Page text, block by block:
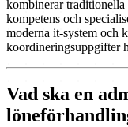
kombinerar traditionella
kompetens och
moderna it-system och
koordineringsuppgifter
Vad ska en